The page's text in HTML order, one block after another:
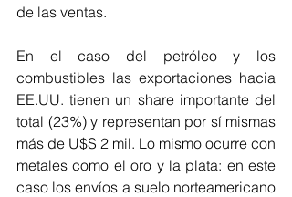
de las ventas.
En el caso del petróleo y los
combustibles las exportaciones hacia
EE.UU. tienen un share importante del
total (23%) y representan por sí mismas
más de U$S 2 mil. Lo mismo ocurre con
metales como el oro y la plata: en este
caso los envíos a suelo norteamericano